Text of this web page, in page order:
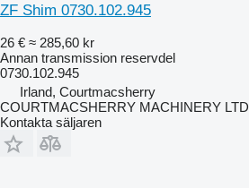
ZF Shim 0730.102.945
26 € ≈ 285,60 kr
Annan transmission reservdel
0730.102.945
Irland, Courtmacsherry
COURTMACSHERRY MACHINERY LTD
Kontakta säljaren